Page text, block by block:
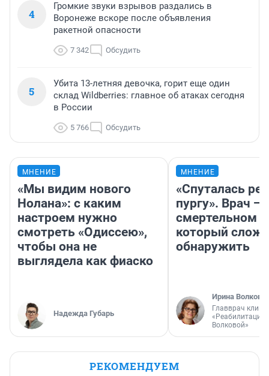
4
Громкие звуки взрывов раздались в
Воронеже вскоре после объявления
ракетной опасности
7 342 Обсудить
5
Убита 13-летняя девочка, горит еще один
склад Wildberries: главное об атаках сегодня
в России
5 766 Обсудить
МНЕНИЕ
«Мы видим нового
Нолана»: с каким
настроем нужно
смотреть «Одиссею»,
чтобы она не
выглядела как фиаско
Надежда Губарь
МНЕНИЕ
«Спуталась
пургу». Врач —
смертельном
который
обнаружить
Ирина Волкова
Главврач
«Реабилитация
Волковой»
РЕКОМЕНДУЕМ